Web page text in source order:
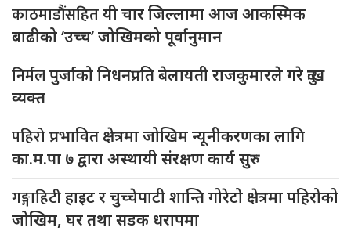
काठमाडौंसहितयी चार जिल्लामा आज आकस्मिक
बाढीको ‘उच्च’ जोखिमको पूर्वानुमान
निर्मलपुर्जाको निधनप्रति बेलायती राजकुमारले गरे दुःख
व्यक्त
पहिरोप्रभावित क्षेत्रमा जोखिम न्यूनीकरणका लागि
का.म.पा ७ द्वारा अस्थायी संरक्षण कार्य सुरु
गङ्गाहिटीहाइट र चुच्चेपाटी शान्ति गोरेटो क्षेत्रमा पहिरोको
जोखिम, घर तथा सडक धरापमा